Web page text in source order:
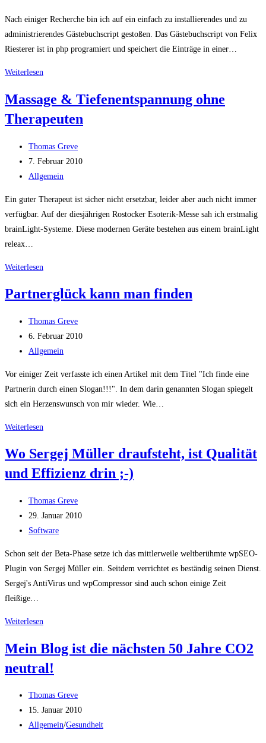
Nach einiger Recherche bin ich auf ein einfach zu installierendes und zu
administrierendes Gästebuchscript gestoßen. Das Gästebuchscript von Felix
Riesterer ist in php programiert und speichert die Einträge in einer…
Weiterlesen
einfaches
Gästebuchscript
Massage & Tiefenentspannung ohne
Therapeuten
Beitrags-
Autor:
Thomas Greve
Beitrag
veröffentlicht:
7. Februar 2010
Beitrags-
Allgemein
Ein guter Therapeut ist sicher nicht ersetzbar, leider aber auch nicht immer
verfügbar. Auf der diesjährigen Rostocker Esoterik-Messe sah ich erstmalig
brainLight-Systeme. Diese modernen Geräte bestehen aus einem brainLight
releax…
Weiterlesen
Tiefenentspannung
Therapeuten
Partnerglück kann man finden
Beitrags-
Autor:
Thomas Greve
Beitrag
veröffentlicht:
6. Februar 2010
Beitrags-
Allgemein
Vor einiger Zeit verfasste ich einen Artikel mit dem Titel "Ich finde eine
Partnerin durch einen Slogan!!!". In dem darin genannten Slogan spiegelt
sich ein Herzenswunsch von mir wieder. Wie…
Weiterlesen
man
finden
Wo Sergej Müller draufsteht, ist Qualität
und Effizienz drin ;-)
Beitrags-
Autor:
Thomas Greve
Beitrag
veröffentlicht:
29. Januar 2010
Beitrags-
Software
Schon seit der Beta-Phase setze ich das mittlerweile weltberühmte wpSEO-
Plugin von Sergej Müller ein. Seitdem verrichtet es beständig seinen Dienst.
Sergej's AntiVirus und wpCompressor sind auch schon einige Zeit
fleißige…
Weiterlesen
Müller
draufsteht,
Qualität
und
Effizienz
Mein Blog ist die nächsten 50 Jahre CO2
neutral!
Beitrags-
Autor:
Thomas Greve
Beitrag
veröffentlicht:
15. Januar 2010
Beitrags-
Allgemein/Gesundheit